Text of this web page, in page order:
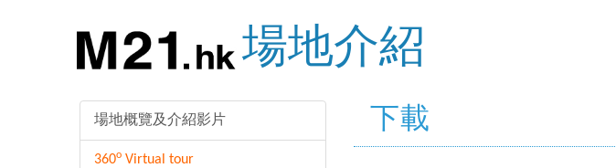
場地介紹
場地概覽及介紹影片
360o Virtual tour
下載